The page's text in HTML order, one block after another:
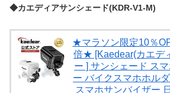
◆カエディアサンシェード(KDR-V1-M)
★マラソン限定10％
倍★ [Kaedear(カエデ
ー ] サンシェード ス
ー バイクスマホホル
スマホサンバイザー